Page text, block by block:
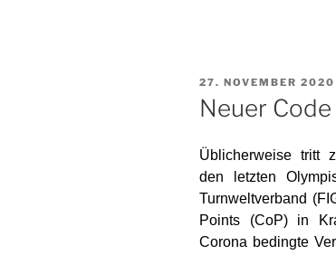
VERÖFFENTLICHT
AM
27. NOVEMBER 2020
Neuer
Üblicherweise tritt
den letzten
Turnweltverband
Points (CoP) in
Corona bedingte